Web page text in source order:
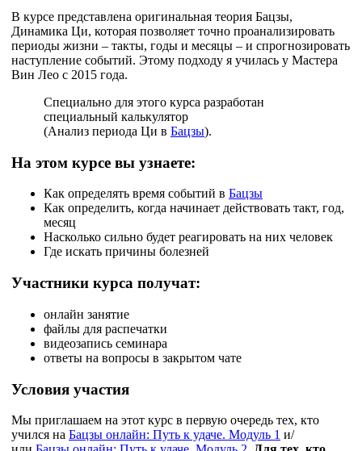
В курсе представлена оригинальная теория Бацзы,
Динамика Ци, которая позволяет точно проанализировать
периоды жизни – такты, годы и месяцы – и спрогнозировать
наступление событий. Этому подходу я училась у Мастера
Вин Лео с 2015 года.
Специально для этого курса разработан
специальный калькулятор
(Анализ периода Ци в Бацзы).
На этом курсе вы узнаете:
Как определять время событий в Бацзы
Как определить, когда начинает действовать такт, год,
месяц
Насколько сильно будет реагировать на них человек
Где искать причины болезней
Участники курса получат:
онлайн занятие
файлы для распечатки
видеозапись семинара
ответы на вопросы в закрытом чате
Условия участия
Мы приглашаем на этот курс в первую очередь тех, кто
учился на Бацзы онлайн: Путь к удаче. Модуль 1 и/